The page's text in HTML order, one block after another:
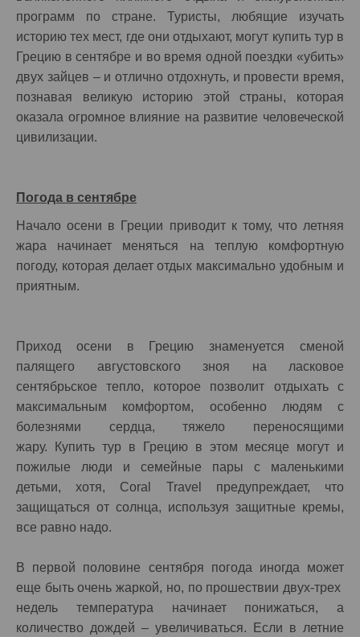
программ по стране. Туристы, любящие изучать
историю тех мест, где они отдыхают, могут купить тур в
Грецию в сентябре и во время одной поездки «убить»
двух зайцев – и отлично отдохнуть, и провести время,
познавая великую историю этой страны, которая
оказала огромное влияние на развитие человеческой
цивилизации.
Погода в сентябре
Начало осени в Греции приводит к тому, что летняя
жара начинает меняться на теплую комфортную
погоду, которая делает отдых максимально удобным и
приятным.
Приход осени в Грецию знаменуется сменой
палящего августовского зноя на ласковое
сентябрьское тепло, которое позволит отдыхать с
максимальным комфортом, особенно людям с
болезнями сердца, тяжело переносящими
жару. Купить тур в Грецию в этом месяце могут и
пожилые люди и семейные пары с маленькими
детьми, хотя, Coral Travel предупреждает, что
защищаться от солнца, используя защитные кремы,
все равно надо.
В первой половине сентября погода иногда может
еще быть очень жаркой, но, по прошествии двух-трех
недель температура начинает понижаться, а
количество дождей – увеличиваться. Если в летние